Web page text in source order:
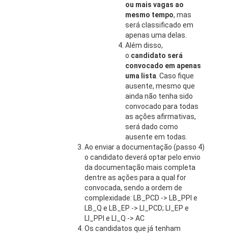
ou mais vagas ao
mesmo tempo, mas
será classificado em
apenas uma delas.
Além disso,
o candidato será
convocado em apenas
uma lista . Caso fique
ausente, mesmo que
ainda não tenha sido
convocado para todas
as ações afirmativas,
será dado como
ausente em todas.
Ao enviar a documentação (passo 4)
o candidato deverá optar pelo envio
da documentação mais completa
dentre as ações para a qual for
convocada, sendo a ordem de
complexidade: LB_PCD -> LB_PPI e
LB_Q e LB_EP -> LI_PCD; LI_EP e
LI_PPI e LI_Q -> AC
Os candidatos que já tenham